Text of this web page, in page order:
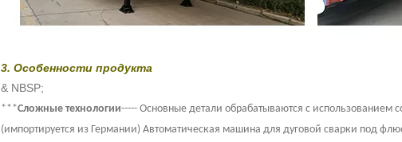
3. Особенности продукта
& NBSP;
***Сложные технологии----- Основные детали обрабатываются с использованием
(импортируется из Германии) Автоматическая машина для дуговой сварки под